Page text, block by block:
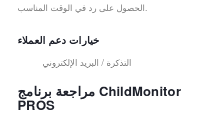
الحصول على رد في الوقت المناسب.
خيارات دعم العملاء
التذكرة / البريد الإلكتروني
مراجعة برنامج ChildMonitor
PROS